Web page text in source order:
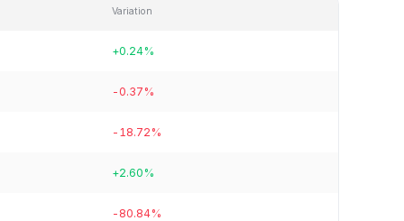
Variation
+0.24%
-0.37%
-18.72%
+2.60%
-80.84%